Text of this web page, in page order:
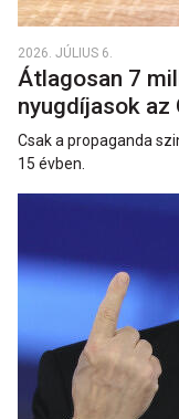
2026. JÚLIUS 6.
Átlagosan 7
nyugdíjasok az
Csak a propaganda
15 évben.